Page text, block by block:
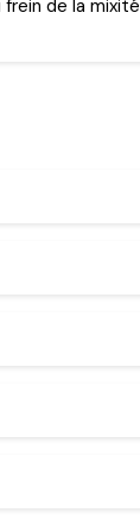
de la mixité